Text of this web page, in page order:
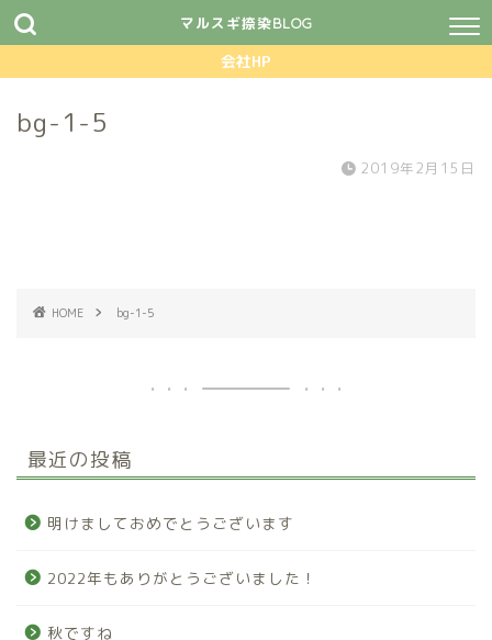
マルスギ捺染BLOG
会社HP
bg-1-5
2019年2月15日
HOME bg-1-5
最近の投稿
明けましておめでとうございます
2022年もありがとうございました！
秋ですね